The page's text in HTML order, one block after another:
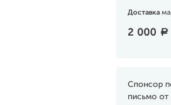
Доставка
2 000 a
Спонсор
письмо от